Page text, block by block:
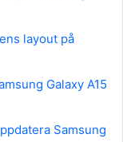
layout på
Galaxy A15
Samsung